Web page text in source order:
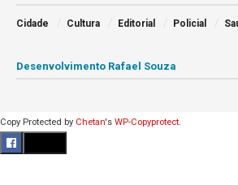
Cidade Cultura Editorial Policial
Desenvolvimento Rafael Souza
Copy Protected by Chetan's WP-Copyprotect.